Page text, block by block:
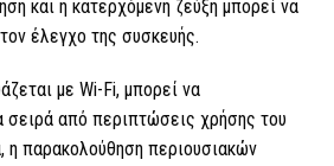
και η κατερχόμενη ζεύξη μπορεί να
έλεγχο της συσκευής.
με Wi-Fi, μπορεί να
σειρά από περιπτώσεις χρήσης του
η παρακολούθηση περιουσιακών